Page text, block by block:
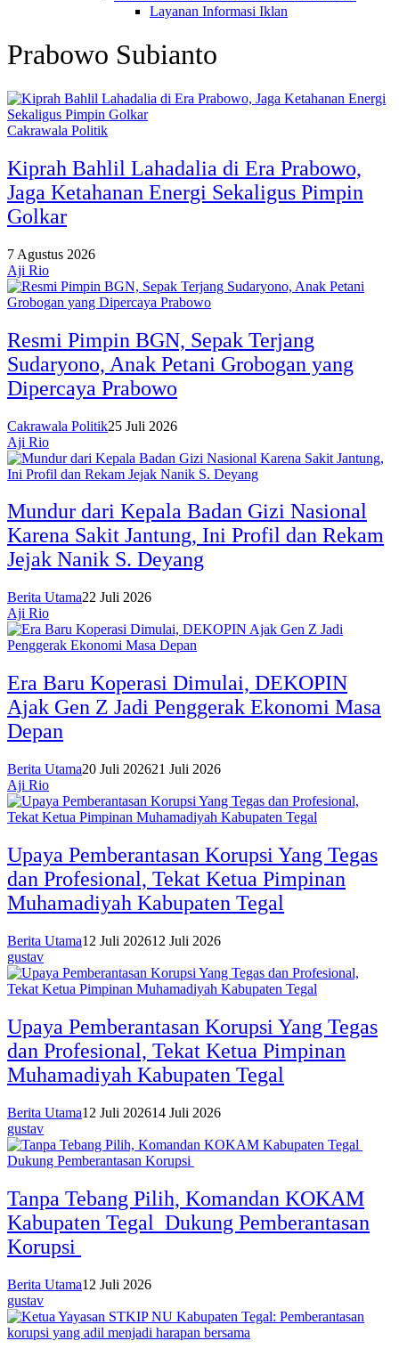
Layanan Informasi Iklan
Prabowo Subianto
Cakrawala Politik
Kiprah Bahlil Lahadalia di Era Prabowo,
Jaga Ketahanan Energi Sekaligus Pimpin
Golkar
7 Agustus 2026
Aji Rio
Resmi Pimpin BGN, Sepak Terjang
Sudaryono, Anak Petani Grobogan yang
Dipercaya Prabowo
Cakrawala Politik25 Juli 2026
Aji Rio
Mundur dari Kepala Badan Gizi Nasional
Karena Sakit Jantung, Ini Profil dan Rekam
Jejak Nanik S. Deyang
Berita Utama22 Juli 2026
Aji Rio
Era Baru Koperasi Dimulai, DEKOPIN
Ajak Gen Z Jadi Penggerak Ekonomi Masa
Depan
Berita Utama20 Juli 202621 Juli 2026
Aji Rio
Upaya Pemberantasan Korupsi Yang Tegas
dan Profesional, Tekat Ketua Pimpinan
Muhamadiyah Kabupaten Tegal
Berita Utama12 Juli 202612 Juli 2026
gustav
Upaya Pemberantasan Korupsi Yang Tegas
dan Profesional, Tekat Ketua Pimpinan
Muhamadiyah Kabupaten Tegal
Berita Utama12 Juli 202614 Juli 2026
gustav
Tanpa Tebang Pilih, Komandan KOKAM
Kabupaten Tegal Dukung Pemberantasan
Korupsi
Berita Utama12 Juli 2026
gustav